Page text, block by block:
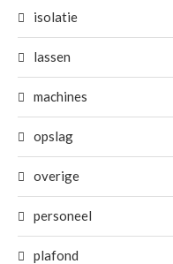
isolatie
lassen
machines
opslag
overige
personeel
plafond